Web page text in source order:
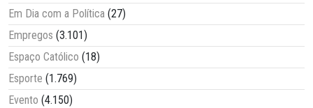
Em Dia com a Política (27)
Empregos (3.101)
Espaço Católico (18)
Esporte (1.769)
Evento (4.150)